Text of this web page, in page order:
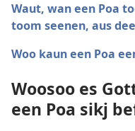
Waut, wan een Poa
toom seenen, aus
Woo kaun een Poa
Woosoo es
een Poa sikj